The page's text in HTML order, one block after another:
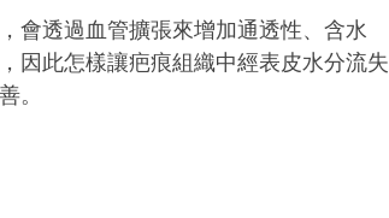
會透過血管擴張來增加通透性、含水
因此怎樣讓疤痕組織中經表皮水分流失
。